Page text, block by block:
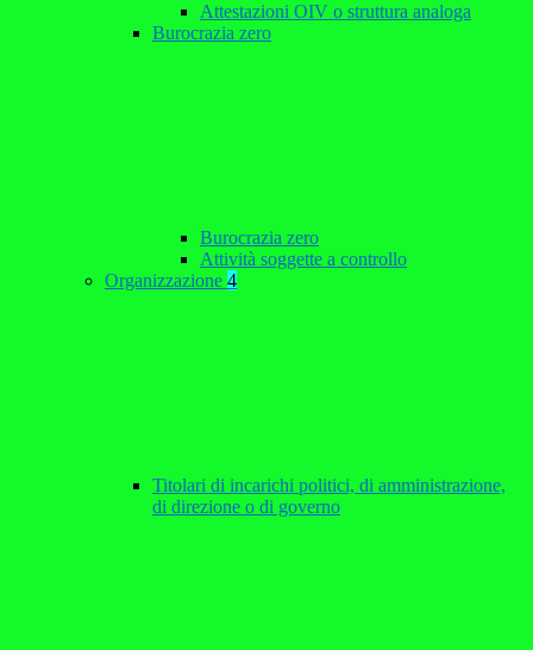
Attestazioni OIV o struttura analoga
Burocrazia zero
Burocrazia zero
Attività soggette a controllo
Organizzazione 4
Titolari di incarichi politici, di amministrazione,
di direzione o di governo